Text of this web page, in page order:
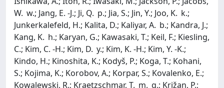
W. w.; Jang, E. -J.; Ji, Q. p.; Jia, S.; Jin, Y.; Joo, K. k.;
Junkerkalefeld, H.; Kalita, D.; Kaliyar, A. b.; Kandra, J.;
Kang, K. h.; Karyan, G.; Kawasaki, T.; Keil, F.; Kiesling,
C.; Kim, C. -H.; Kim, D. y.; Kim, K. -H.; Kim, Y. -K.;
Kindo, H.; Kinoshita, K.; Kodyš, P.; Koga, T.; Kohani,
S.; Kojima, K.; Korobov, A.; Korpar, S.; Kovalenko, E.;
Kowalewski, R.; Kraetzschmar, T. m. g.; Križan, P.;